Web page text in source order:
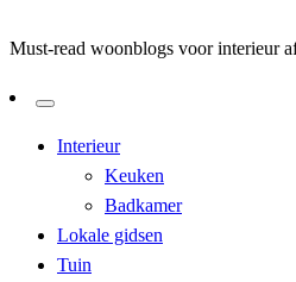
Must-read woonblogs voor interieur
Interieur
Keuken
Badkamer
Lokale gidsen
Tuin